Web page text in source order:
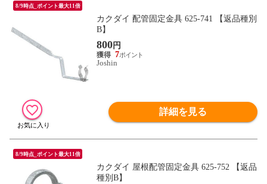
8/9時点_ポイント最大11倍
カクダイ 配管固定金具 625-741 【返品種別
B】
800円
7
Joshin
詳細を見る
8/9時点_ポイント最大11倍
カクダイ 屋根配管固定金具 625-752 【返品
種別B】